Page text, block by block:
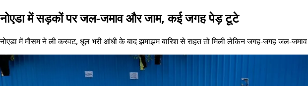
नोएडा में सड़कों पर जल-जमाव और जाम, कई जगह पेड़ टूटे
नोएडा में मौसम ने ली करवट, धूल भरी आंधी के बाद झमाझम बारिश से राहत तो मिली लेकिन जगह-जगह जल-